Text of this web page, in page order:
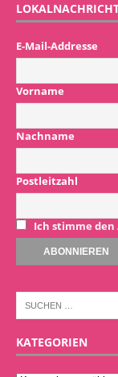
E-Mail-Addresse
Vorname
Nachname
Postleitzahl
Ich stimme den
KATEGORIEN